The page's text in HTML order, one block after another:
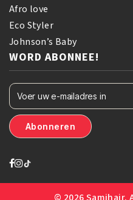
Afro love
Eco Styler
Johnson’s Baby
WORD ABONNEE!